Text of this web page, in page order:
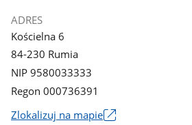
ADRES
Kościelna 6
84-230 Rumia
NIP 9580033333
Regon 000736391
Zlokalizuj na mapieLink